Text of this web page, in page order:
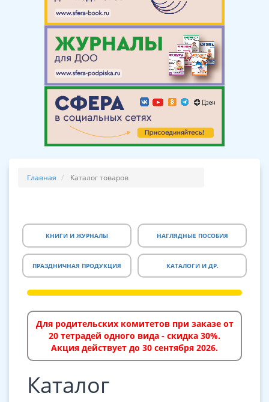
Главная Каталог товаров
КНИГИ И ЖУРНАЛЫ НАГЛЯДНЫЕ ПОСОБИЯ
ПРАЗДНИЧНАЯ ПРОДУКЦИЯ КАТАЛОГИ И ДР.
Для родительских комитетов при заказе от
20 тетрадей одного вида - скидка 30%.
Акция действует до 30 сентября 2026.
Каталог